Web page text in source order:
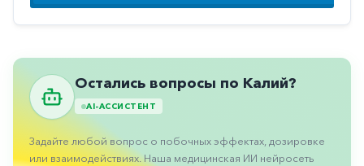
Противорвотные
Пульмонология
Сердечные
Сосудистые
Остались вопросы по Калий?
AI-АССИСТЕНТ
Задайте любой вопрос о побочных эффектах, дозировке
или взаимодействиях. Наша медицинская ИИ нейросеть